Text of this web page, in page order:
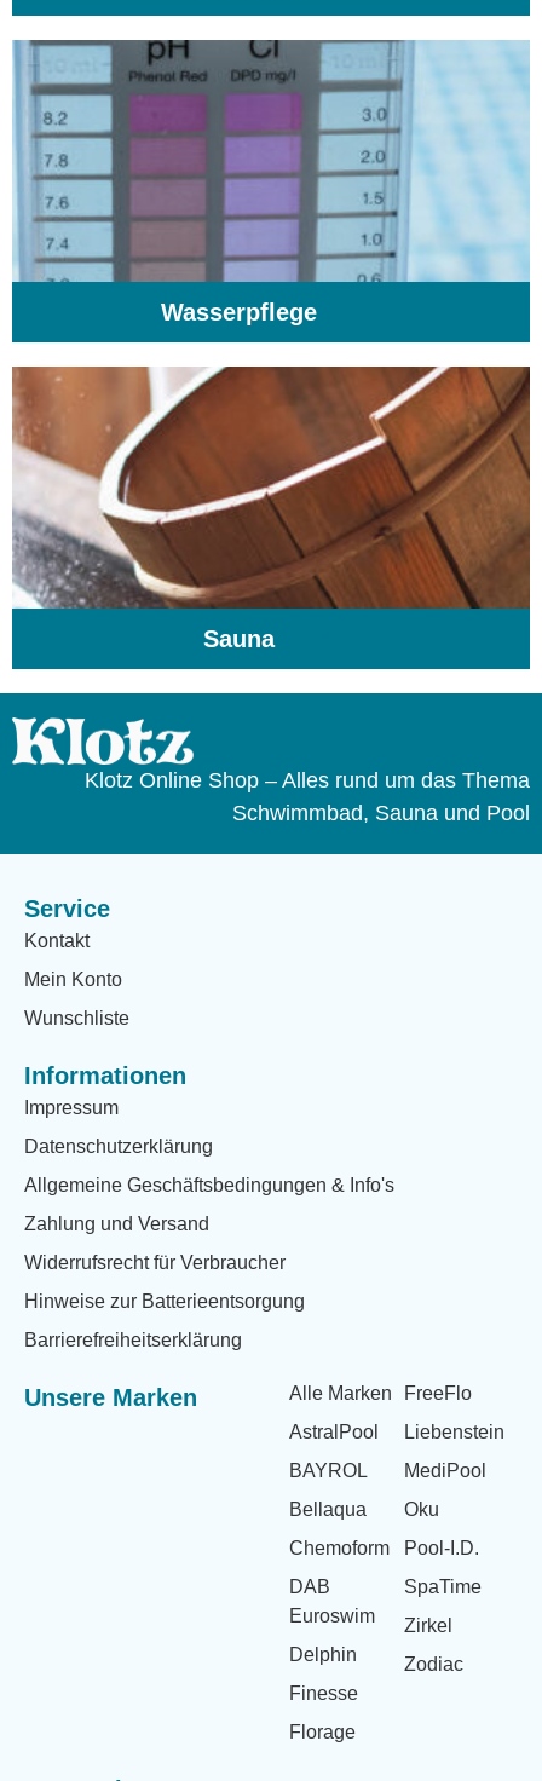
Wasserpflege
Sauna
Klotz Online Shop – Alles rund um das Thema
Schwimmbad, Sauna und Pool
Service
Kontakt
Mein Konto
Wunschliste
Informationen
Impressum
Datenschutzerklärung
Allgemeine Geschäftsbedingungen & Info's
Zahlung und Versand
Widerrufsrecht für Verbraucher
Hinweise zur Batterieentsorgung
Barrierefreiheitserklärung
Unsere Marken
Alle Marken
AstralPool
BAYROL
Bellaqua
Chemoform
DAB
Euroswim
Delphin
Finesse
Florage
FreeFlo
Liebenstein
MediPool
Oku
Pool-I.D.
SpaTime
Zirkel
Zodiac